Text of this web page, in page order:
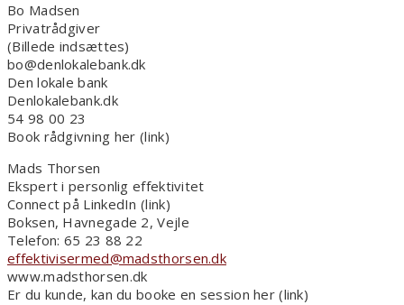
Bo Madsen
Privatrådgiver
(Billede indsættes)
bo@denlokalebank.dk
Den lokale bank
Denlokalebank.dk
54 98 00 23
Book rådgivning her (link)
Mads Thorsen
Ekspert i personlig effektivitet
Connect på LinkedIn (link)
Boksen, Havnegade 2, Vejle
Telefon: 65 23 88 22
effektivisermed@madsthorsen.dk
www.madsthorsen.dk
Er du kunde, kan du booke en session her (link)